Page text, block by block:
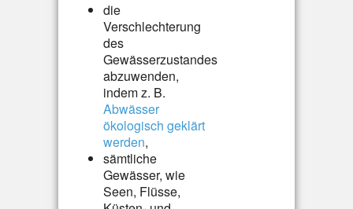
die
Verschlechterung
des
Gewässerzustandes
abzuwenden,
indem z. B.
Abwässer
ökologisch geklärt
werden,
sämtliche
Gewässer, wie
Seen, Flüsse,